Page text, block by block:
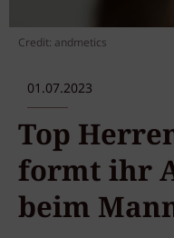
Credit: andmetics
01.07.2023
Top
formt ihr
beim